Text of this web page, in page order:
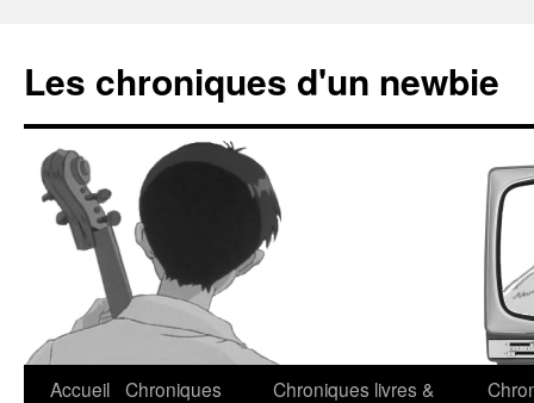
Les chroniques d'un newbie
Accueil Chroniques
Chroniques livres &